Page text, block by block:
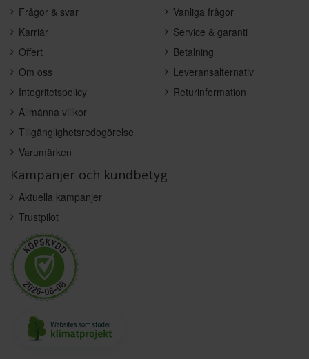
Frågor & svar
Karriär
Offert
Om oss
Integritetspolicy
Allmänna villkor
Tillgänglighetsredogörelse
Varumärken
Vanliga frågor
Service & garanti
Betalning
Leveransalternativ
Returinformation
Kampanjer och kundbetyg
Aktuella kampanjer
Trustpilot